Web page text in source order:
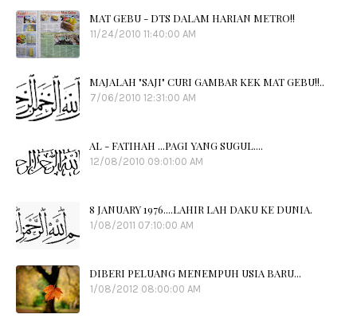
MAT GEBU - DTS DALAM HARIAN METRO!!
11/24/2010 11:40:00 AM
MAJALAH "SAJI" CURI GAMBAR KEK MAT GEBU!!..
7/06/2010 12:31:00 AM
AL - FATIHAH ...PAGI YANG SUGUL....
12/08/2010 09:01:00 AM
8 JANUARY 1976....LAHIR LAH DAKU KE DUNIA.
1/08/2011 07:10:00 AM
DIBERI PELUANG MENEMPUH USIA BARU...
1/08/2012 08:00:00 AM